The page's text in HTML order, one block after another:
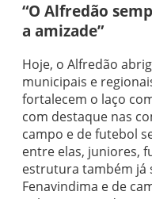
“O Alfredão
a amizade”
Hoje, o Alfredão
municipais e
fortalecem o laço
com destaque nas
campo e de futebol
entre elas, juniores,
estrutura também já
Fenavindima e de